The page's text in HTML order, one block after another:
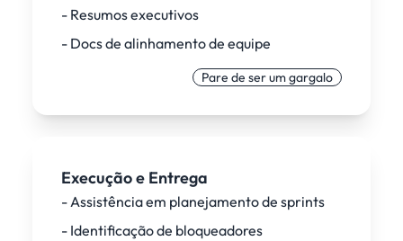
- Resumos executivos
- Docs de alinhamento de equipe
Pare de ser um gargalo
Execução e Entrega
- Assistência em planejamento de sprints
- Identificação de bloqueadores